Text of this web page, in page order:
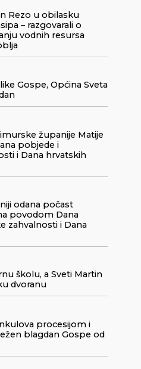
Rezo u obilasku
– razgovarali o
vodnih resursa
Gospe, Općina Sveta
županije Matije
pobjede i
i Dana hrvatskih
odana počast
povodom Dana
zahvalnosti i Dana
školu, a Sveti Martin
dvoranu
procesijom i
blagdan Gospe od